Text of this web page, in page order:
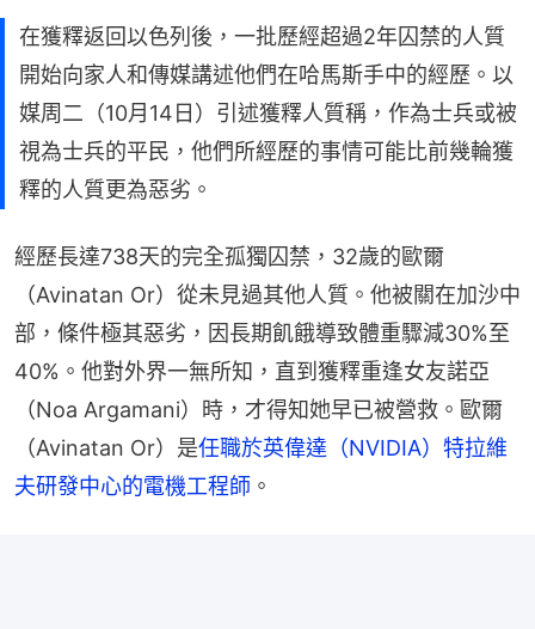
在獲釋返回以色列後，一批歷經超過2年囚禁的人質
開始向家人和傳媒講述他們在哈馬斯手中的經歷。以
媒周二（10月14日）引述獲釋人質稱，作為士兵或被
視為士兵的平民，他們所經歷的事情可能比前幾輪獲
釋的人質更為惡劣。
經歷長達738天的完全孤獨囚禁，32歲的歐爾
（Avinatan Or）從未見過其他人質。他被關在加沙中
部，條件極其惡劣，因長期飢餓導致體重驟減30%至
40%。他對外界一無所知，直到獲釋重逢女友諾亞
（Noa Argamani）時，才得知她早已被營救。歐爾
（Avinatan Or）是任職於英偉達（NVIDIA）特拉維
夫研發中心的電機工程師 。